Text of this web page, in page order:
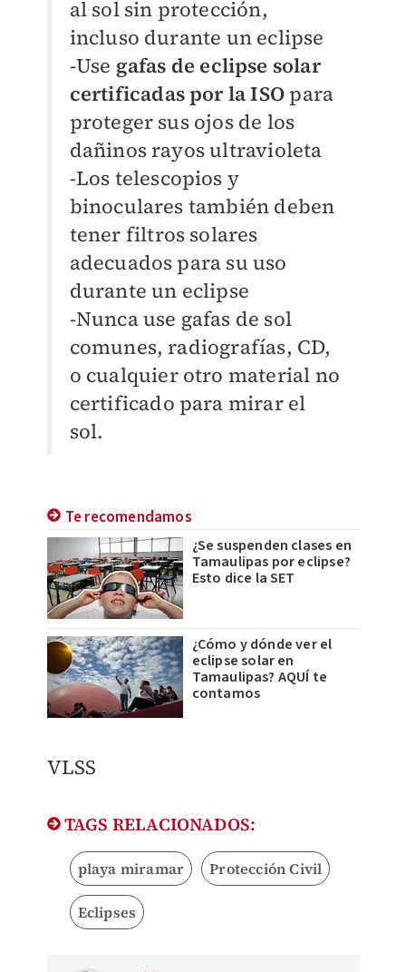
al sol sin protección,
incluso durante un eclipse
-Use gafas de eclipse solar
certificadas por la ISO para
proteger sus ojos de los
dañinos rayos ultravioleta
-Los telescopios y
binoculares también deben
tener filtros solares
adecuados para su uso
durante un eclipse
-Nunca use gafas de sol
comunes, radiografías, CD,
o cualquier otro material no
certificado para mirar el
sol.
Te recomendamos
¿Se suspenden clases en
Tamaulipas por eclipse?
Esto dice la SET
¿Cómo y dónde ver el
eclipse solar en
Tamaulipas? AQUÍ te
contamos
VLSS
TAGS RELACIONADOS:
playa miramar Protección Civil
Eclipses